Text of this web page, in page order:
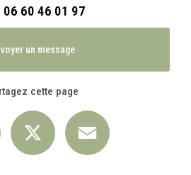
06 60 46 01 97
un message
cette page
Facebook